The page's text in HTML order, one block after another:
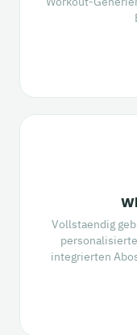
Vollstaendig
integrierten